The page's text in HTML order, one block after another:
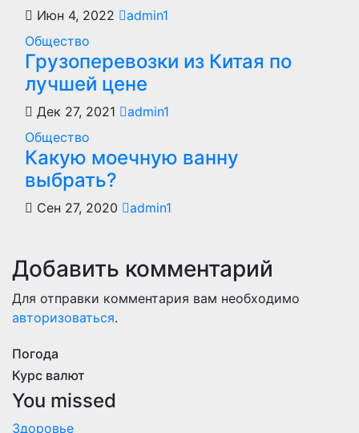
Июн 4, 2022
admin1
Общество
Грузоперевозки из Китая по
лучшей цене
Дек 27, 2021
admin1
Общество
Какую моечную ванну
выбрать?
Сен 27, 2020 admin1
Добавить комментарий
Для отправки комментария вам необходимо
авторизоваться.
Погода
Курс валют
You missed
Здоровье